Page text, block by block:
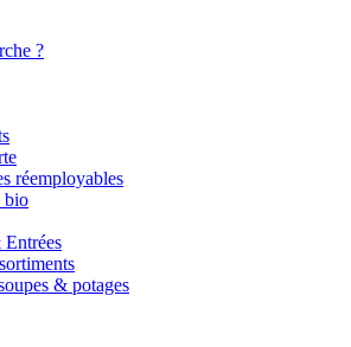
?
réemployables
bio
& potages